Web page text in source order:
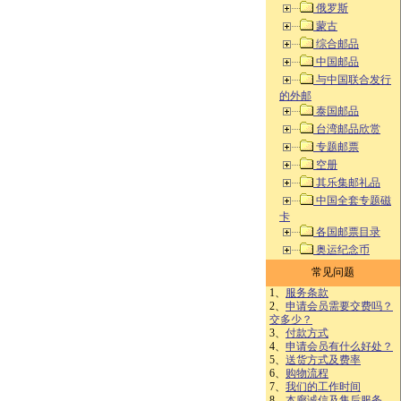
俄罗斯
蒙古
综合邮品
中国邮品
与中国联合发行
的外邮
泰国邮品
台湾邮品欣赏
专题邮票
空册
其乐集邮礼品
中国全套专题磁
卡
各国邮票目录
奥运纪念币
常见问题
1、 服务条款
2、 申请会员需要交费吗？
交多少？
3、 付款方式
4、 申请会员有什么好处？
5、 送货方式及费率
6、 购物流程
7、 我们的工作时间